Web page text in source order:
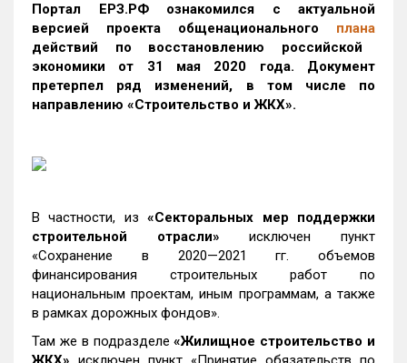
Портал ЕРЗ.РФ ознакомился с актуальной
версией проекта общенационального плана
действий по восстановлению российской
экономики от 31 мая 2020 года. Документ
претерпел ряд изменений, в том числе по
направлению «Строительство и ЖКХ».
В частности, из «Секторальных мер поддержки
строительной отрасли» исключен пункт
«Сохранение в 2020—2021 гг. объемов
финансирования строительных работ по
национальным проектам, иным программам, а также
в рамках дорожных фондов».
Там же в подразделе«Жилищное строительство и